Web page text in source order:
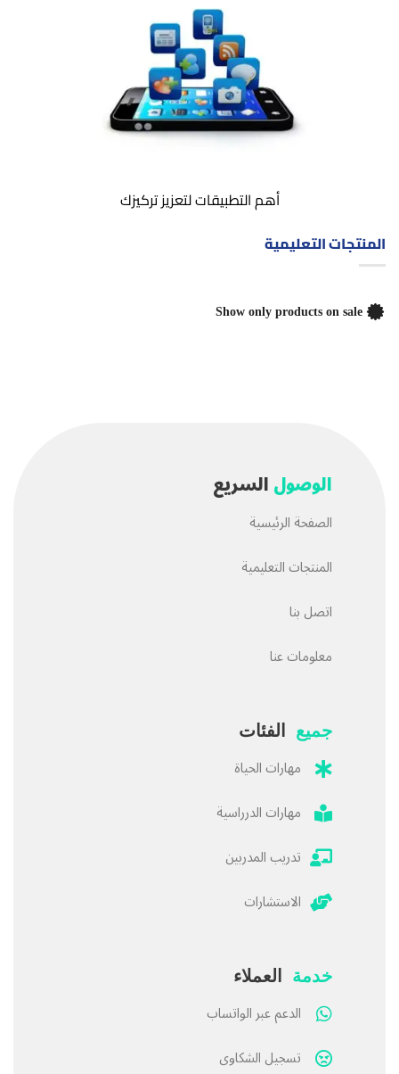
أهم التطبيقات لتعزيز تركيزك
المنتجات التعليمية
Show only products on sale
الوصولالسريع
الصفحة الرئيسية
المنتجات التعليمية
اتصل بنا
معلومات عنا
جميع الفئات
مهارات الحياة
مهارات الدرراسية
تدريب المدربين
الاستشارات
خدمة العملاء
الدعم عبر الواتساب
تسجيل الشكاوى